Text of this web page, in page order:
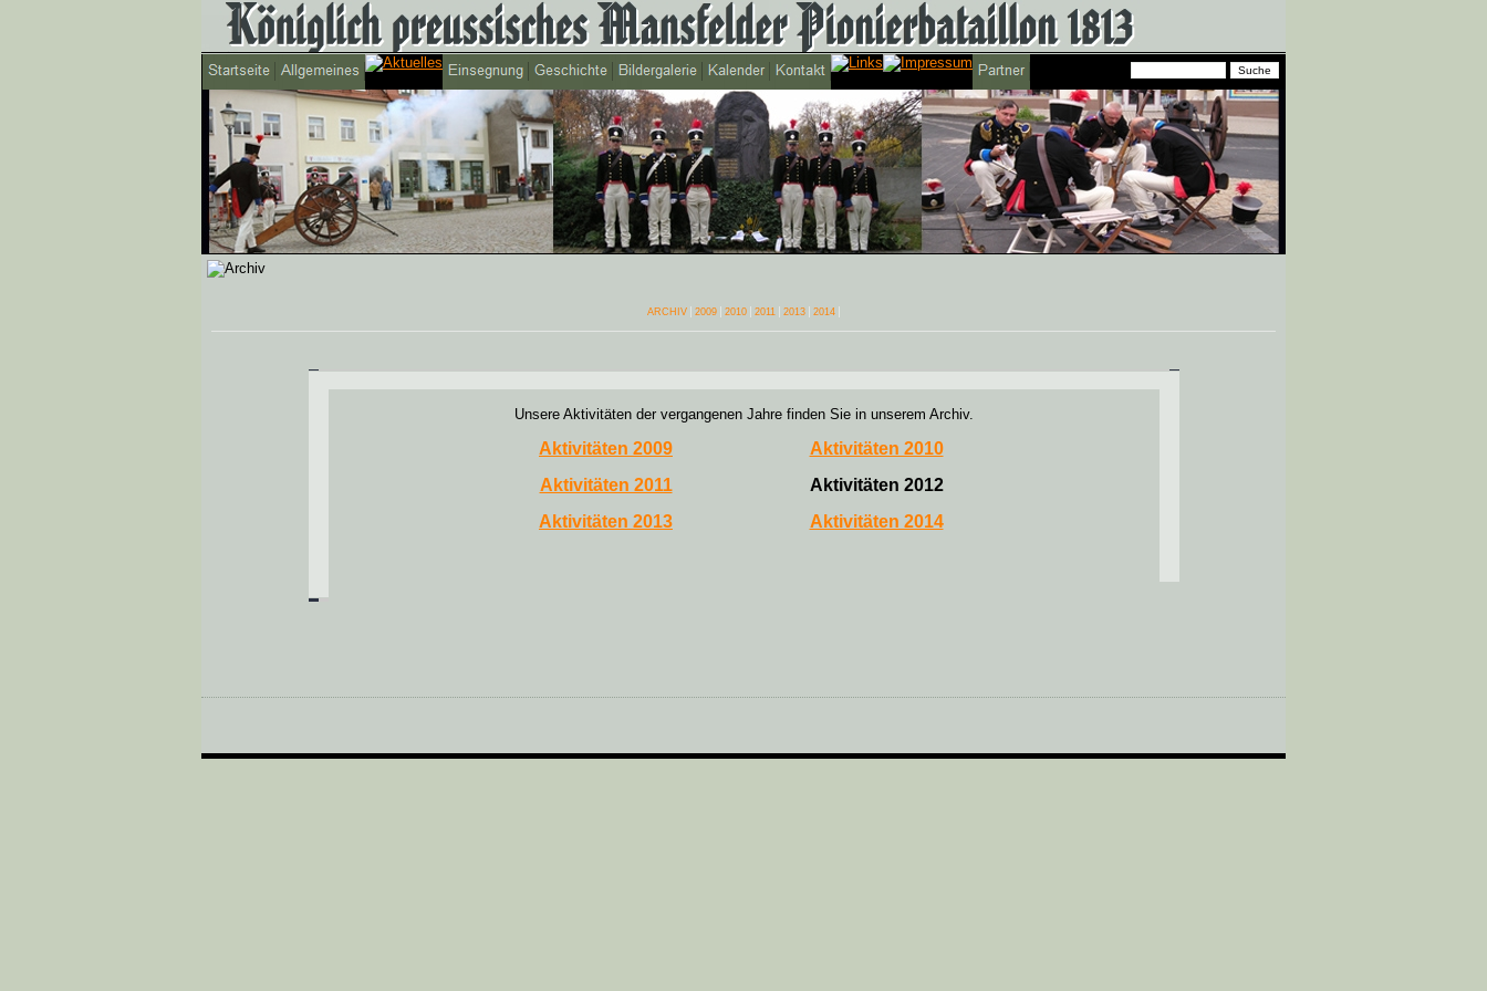
ARCHIV 2009 2010 2011 2013 2014
Unsere Aktivitäten der vergangenen Jahre finden Sie in unserem Archiv.
Aktivitäten 2009
Aktivitäten 2010
Aktivitäten 2011
Aktivitäten 2012
Aktivitäten 2013
Aktivitäten 2014